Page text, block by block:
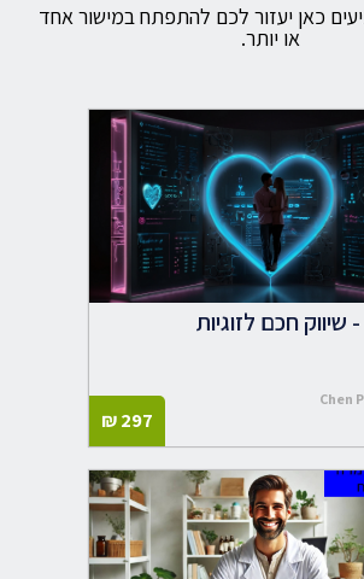
כאן יעזור לכם להתפתח במישור אחד
או יותר.
Chen
297
₪